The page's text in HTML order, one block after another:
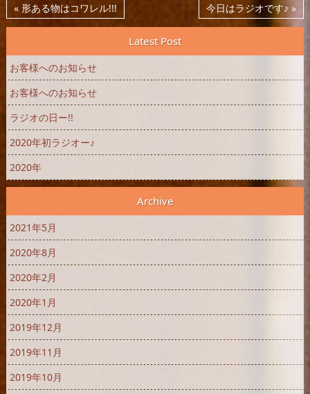
« 形ある物はコワレル!!! 今日はラジオです♪ »
Latest Post
お客様へのお知らせ
お客様へのお知らせ
ラジオの日ー!!
2020年初ラジオー♪
2020年
Archive
2021年5月
2020年8月
2020年2月
2020年1月
2019年12月
2019年11月
2019年10月